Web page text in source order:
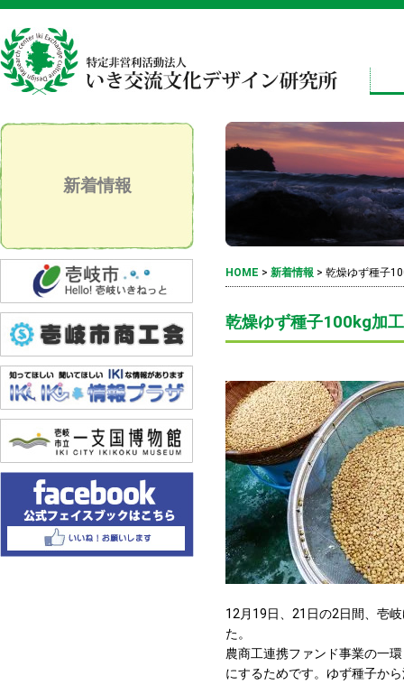
新着情報
HOME > 新着情報 > 乾燥ゆず種子
乾燥ゆず種子100kg加
12月19日、21日の2日間、壱
た。
農商工連携ファンド事業の一
にするためです。ゆず種子か